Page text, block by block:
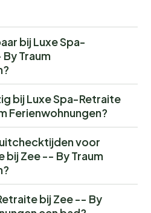
bij Luxe Spa-
Traum
bij Luxe Spa-Retraite
Ferienwohnungen?
voor
bij Zee -- By Traum
bij Zee -- By